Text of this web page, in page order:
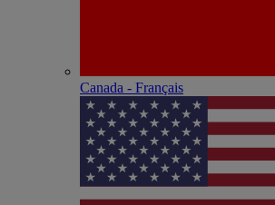
Canada - Français